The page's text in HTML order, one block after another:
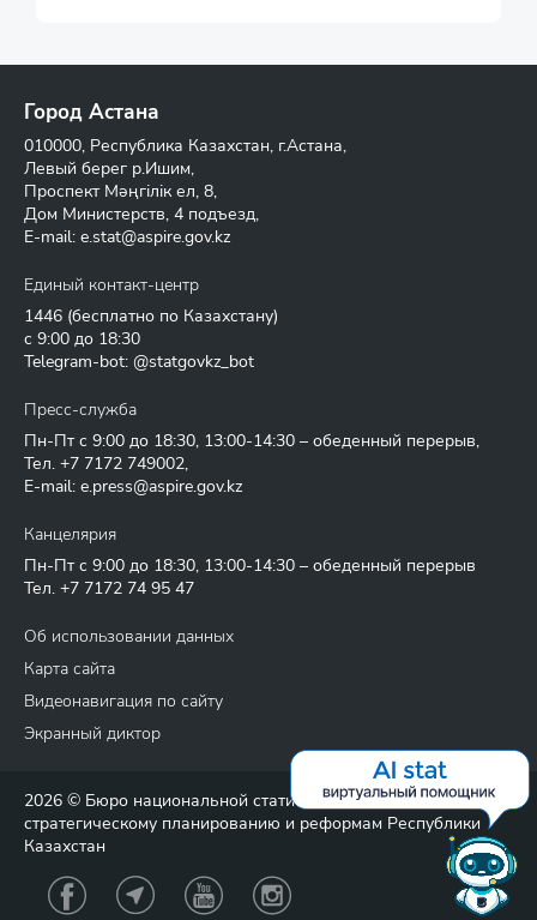
Город Астана
010000, Республика Казахстан, г.Астана,
Левый берег р.Ишим,
Проспект Мәңгілік ел, 8,
Дом Министерств, 4 подъезд,
E-mail: e.stat@aspire.gov.kz
Единый контакт-центр
1446 (бесплатно по Казахстану)
с 9:00 до 18:30
Telegram-bot: @statgovkz_bot
Пресс-служба
Пн-Пт с 9:00 до 18:30, 13:00-14:30 – обеденный перерыв,
Тел. +7 7172 749002,
E-mail: e.press@aspire.gov.kz
Канцелярия
Пн-Пт с 9:00 до 18:30, 13:00-14:30 – обеденный перерыв
Тел. +7 7172 74 95 47
Об использовании данных
Карта сайта
Видеонавигация по сайту
Экранный диктор
2026 © Бюро национальной статистики Агентства по
стратегическому планированию и реформам Республики
Казахстан